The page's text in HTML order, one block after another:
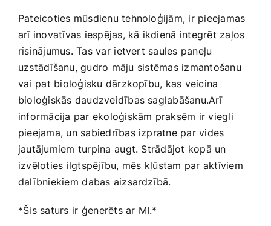
Pateicoties mūsdienu tehnoloģijām, ir pieejamas
arī inovatīvas iespējas, kā ikdienā ⁢integrēt zaļos
‍risinājumus. Tas var⁣ ietvert saules paneļu⁤
uzstādīšanu, gudro māju⁢ sistēmas izmantošanu
vai ⁤pat bioloģisku dārzkopību,​ kas veicina
bioloģiskās daudzveidības saglabāšanu.Arī
informācija par ekoloģiskām praksēm ir ​viegli
pieejama, un sabiedrības izpratne par vides
jautājumiem turpina ⁣augt. Strādājot kopā un
izvēloties ilgtspējību, mēs ⁤kļūstam par‍ aktīviem
dalībniekiem⁢ dabas aizsardzībā.
*Šis saturs ⁤ir ģenerēts ar MI.*